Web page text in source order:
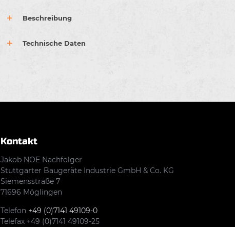
Beschreibung
Technische Daten
Kontakt
Jakob NOE Nachfolger
Stuttgarter Baugeräte Industrie GmbH & Co. KG
Siemensstraße 7
71696 Möglingen
Telefon +49 (0)7141 49109-0
Telefax +49 (0)7141 49109-25